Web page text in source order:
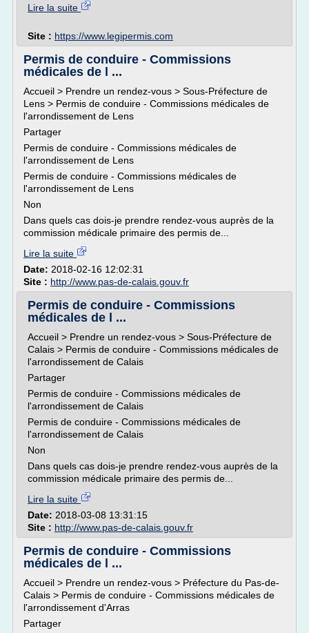
Lire la suite
Site : https://www.legipermis.com
Permis de conduire - Commissions
médicales de l ...
Accueil > Prendre un rendez-vous > Sous-Préfecture de
Lens > Permis de conduire - Commissions médicales de
l'arrondissement de Lens
Partager
Permis de conduire - Commissions médicales de
l'arrondissement de Lens
Permis de conduire - Commissions médicales de
l'arrondissement de Lens
Non
Dans quels cas dois-je prendre rendez-vous auprès de la
commission médicale primaire des permis de...
Lire la suite
Date: 2018-02-16 12:02:31
Site : http://www.pas-de-calais.gouv.fr
Permis de conduire - Commissions
médicales de l ...
Accueil > Prendre un rendez-vous > Sous-Préfecture de
Calais > Permis de conduire - Commissions médicales de
l'arrondissement de Calais
Partager
Permis de conduire - Commissions médicales de
l'arrondissement de Calais
Permis de conduire - Commissions médicales de
l'arrondissement de Calais
Non
Dans quels cas dois-je prendre rendez-vous auprès de la
commission médicale primaire des permis de...
Lire la suite
Date: 2018-03-08 13:31:15
Site : http://www.pas-de-calais.gouv.fr
Permis de conduire - Commissions
médicales de l ...
Accueil > Prendre un rendez-vous > Préfecture du Pas-de-
Calais > Permis de conduire - Commissions médicales de
l'arrondissement d'Arras
Partager